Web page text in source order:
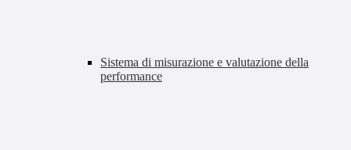
Sistema di misurazione e valutazione della
performance